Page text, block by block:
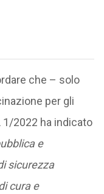
che – solo
per gli
2022 ha indicato
e
sicurezza
cura e